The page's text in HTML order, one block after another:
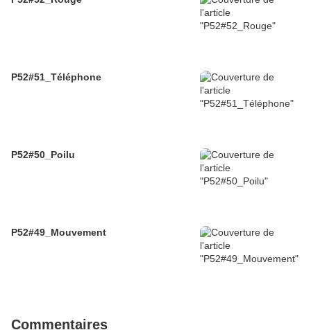
P52#51_Téléphone
P52#50_Poilu
P52#49_Mouvement
Commentaires